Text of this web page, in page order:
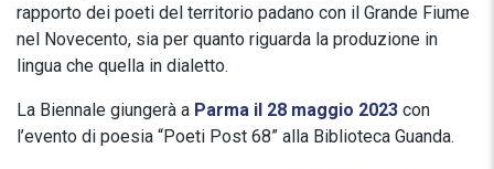
rapporto dei poeti del territorio padano con il Grande Fiume
nel Novecento, sia per quanto riguarda la produzione in
lingua che quella in dialetto.
La Biennale giungerà a Parma il 28 maggio 2023 con
l’evento di poesia “Poeti Post 68” alla Biblioteca Guanda.